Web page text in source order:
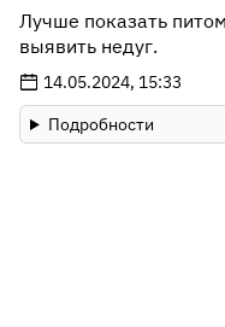
Лучше показать
выявить недуг.
14.05.2024, 15:33
Подробности